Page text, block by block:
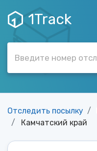
1Track
Отследить посылку
Камчатский край